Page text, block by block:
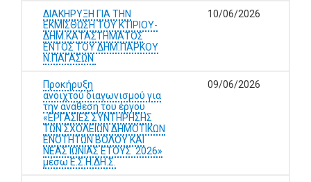
ΔΙΑΚΗΡΥΞΗ ΓΙΑ ΤΗΝ
ΕΚΜΙΣΘΩΣΗ ΤΟΥ ΚΤΙΡΙΟΥ-
ΔΗΜ.ΚΑΤΑΣΤΗΜΑΤΟΣ
ΕΝΤΟΣ ΤΟΥ ΔΗΜ.ΠΑΡΚΟΥ
Ν.ΠΑΓΑΣΩΝ
10/06/2026
Προκήρυξη
ανοιχτού διαγωνισμού για
την ανάθεση του έργου
«ΕΡΓΑΣΙΕΣ ΣΥΝΤΗΡΗΣΗΣ
ΤΩΝ ΣΧΟΛΕΙΩΝ ΔΗΜΟΤΙΚΩΝ
ΕΝΟΤΗΤΩΝ ΒΟΛΟΥ ΚΑΙ
ΝΕΑΣ ΙΩΝΙΑΣ ΕΤΟΥΣ 2026»
μέσω Ε.Σ.Η.ΔΗ.Σ.
09/06/2026